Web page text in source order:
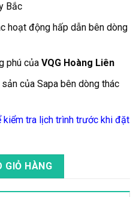
Bắc
hoạt động hấp dẫn bên dòng
phú của VQG Hoàng Liên
của Sapa bên dòng thác
kiểm tra lịch trình trước khi đặt
Thác Tình Yêu Ở Sapa 2N1Đ
GIỎ HÀNG